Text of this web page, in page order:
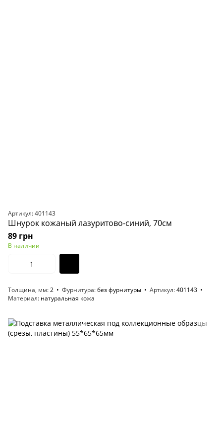
Артикул: 401143
Шнурок кожаный лазуритово-синий, 70см
89 грн
В наличии
Толщина, мм 2 Фурнитура без фурнитуры Артикул 401143
Материал натуральная кожа